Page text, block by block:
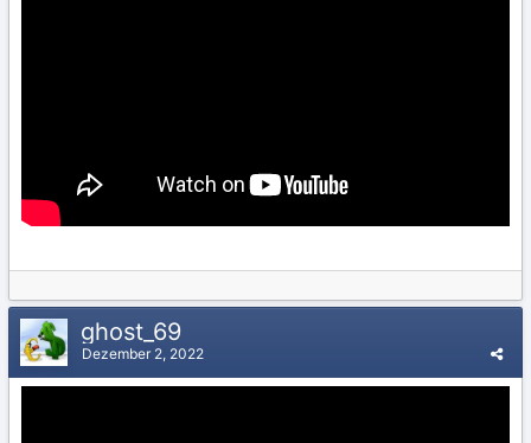
ghost_69
Dezember 2, 2022